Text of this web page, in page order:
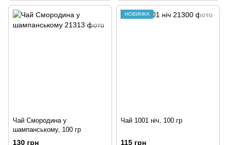
Чай Смородина у
шампанському, 100 гр
130 грн
НОВИНКА
Чай 1001 ніч, 100 гр
115 грн